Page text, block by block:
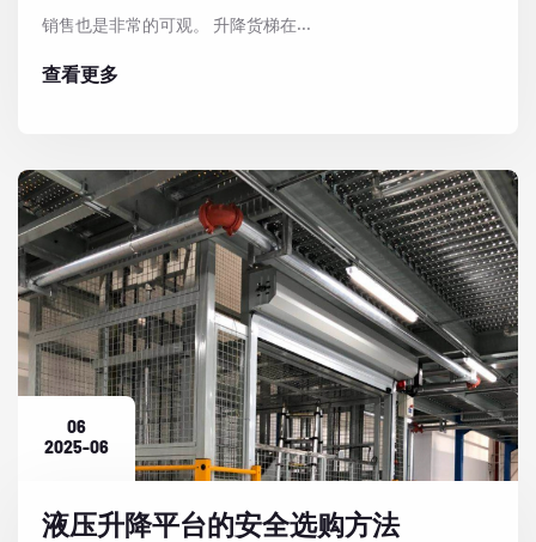
销售也是非常的可观。 升降货梯在...
查看更多
06
2025-06
液压升降平台的安全选购方法